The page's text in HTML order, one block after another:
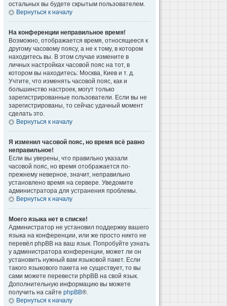
остальных вы будете скрытым пользователем.
Вернуться к началу
На конференции неправильное время!
Возможно, отображается время, относящееся к
другому часовому поясу, а не к тому, в котором
находитесь вы. В этом случае измените в
личных настройках часовой пояс на тот, в
котором вы находитесь: Москва, Киев и т. д.
Учтите, что изменять часовой пояс, как и
большинство настроек, могут только
зарегистрированные пользователи. Если вы не
зарегистрированы, то сейчас удачный момент
сделать это.
Вернуться к началу
Я изменил часовой пояс, но время всё равно
неправильное!
Если вы уверены, что правильно указали
часовой пояс, но время отображается по-
прежнему неверное, значит, неправильно
установлено время на сервере. Уведомите
администратора для устранения проблемы.
Вернуться к началу
Моего языка нет в списке!
Администратор не установил поддержку вашего
языка на конференции, или же просто никто не
перевёл phpBB на ваш язык. Попробуйте узнать
у администратора конференции, может ли он
установить нужный вам языковой пакет. Если
такого языкового пакета не существует, то вы
сами можете перевести phpBB на свой язык.
Дополнительную информацию вы можете
получить на сайте phpBB®.
Вернуться к началу